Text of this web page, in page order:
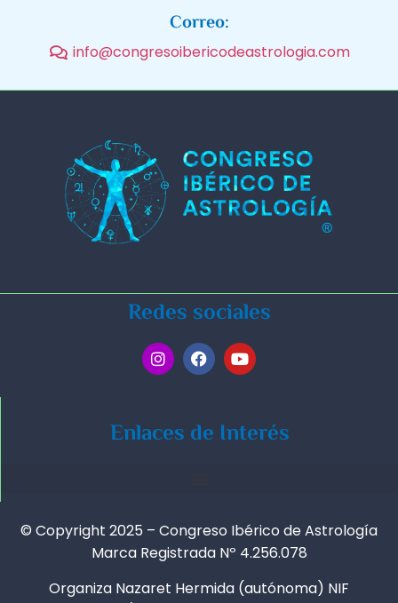
Correo:
info@congresoibericodeastrologia.com
Redes sociales
Enlaces de Interés
© Copyright 2025 – Congreso Ibérico de Astrología
Marca Registrada Nº 4.256.078
Organiza Nazaret Hermida (autónoma) NIF